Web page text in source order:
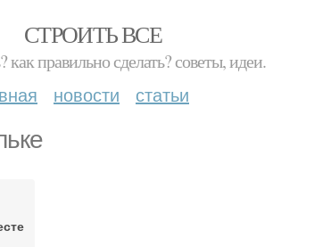
СТРОИТЬ ВСЕ
как правильно сделать? советы, идеи.
новости статьи